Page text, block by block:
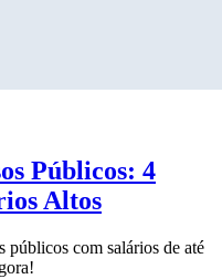
Públicos: 4
Altos
públicos com salários de até